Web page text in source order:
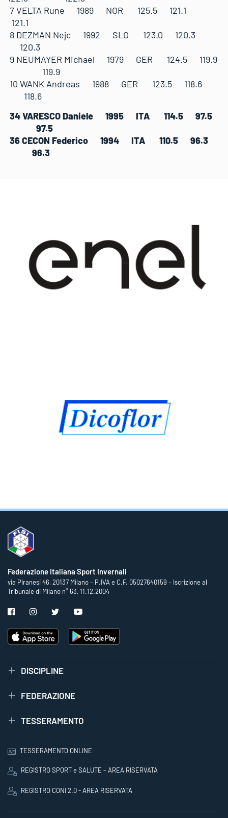
7 VELTA Rune 1989 NOR 125.5 121.1
121.1
8 DEZMAN Nejc 1992 SLO 123.0 120.3
120.3
9 NEUMAYER Michael 1979 GER 124.5 119.9
119.9
10 WANK Andreas 1988 GER 123.5 118.6
118.6
34 VARESCO Daniele 1995 ITA 114.5 97.5
97.5
36 CECON Federico 1994 ITA 110.5 96.3
96.3
Federazione Italiana Sport Invernali
via Piranesi 46, 20137 Milano – P.IVA e C.F. 05027640159 – Iscrizione al
Tribunale di Milano n° 63, 11.12.2004
DISCIPLINE
FEDERAZIONE
TESSERAMENTO
TESSERAMENTO ONLINE
REGISTRO SPORT e SALUTE – AREA RISERVATA
REGISTRO CONI 2.0 - AREA RISERVATA